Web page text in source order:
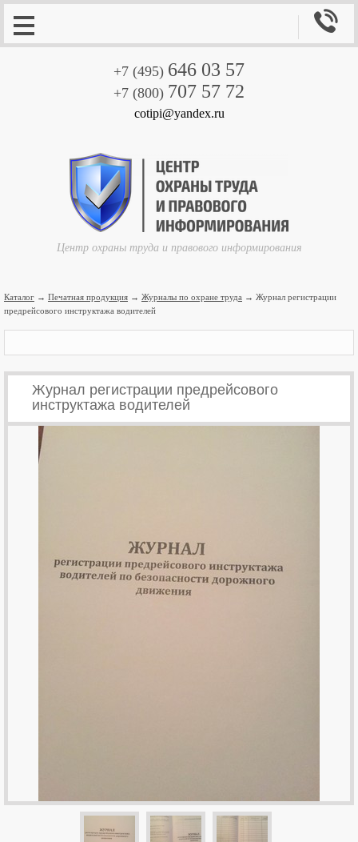
+7 (495) 646 03 57
+7 (800) 707 57 72
cotipi@yandex.ru
Центр охраны труда и правового информирования

Каталог → Печатная продукция → Журналы по охране труда → Журнал регистрации
предрейсового инструктажа водителей
Журнал регистрации предрейсового
инструктажа водителей